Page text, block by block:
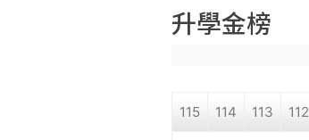
o
a
升學金榜
115 114 113 112